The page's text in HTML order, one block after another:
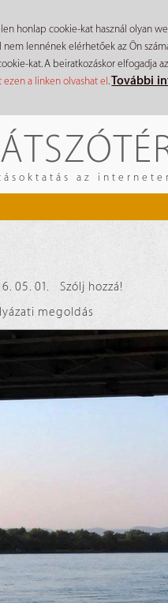
honlap cookie-kat használ olyan
lennének elérhetőek az Ön
kat. A beiratkozáskor elfogadja
a linken olvashat el.További
az
05. 01.
Szólj hozzá!
megoldás